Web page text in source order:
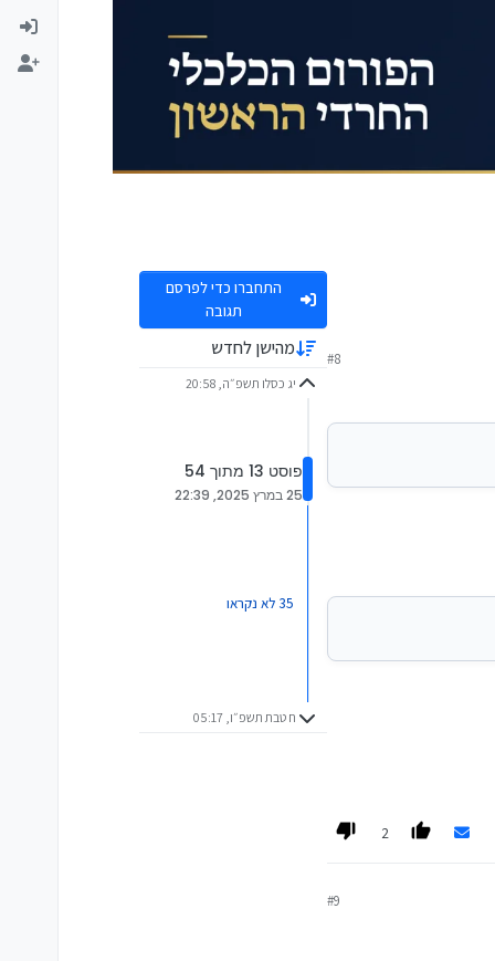
#8
2
#9
התחברו כדי לפרסם
תגובה
מהישן לחדש
יג כסלו תשפ״ה, 20:58
פוסט 13 מתוך 54
25 במרץ 2025, 22:39
35 לא נקראו
ח טבת תשפ״ו, 05:17